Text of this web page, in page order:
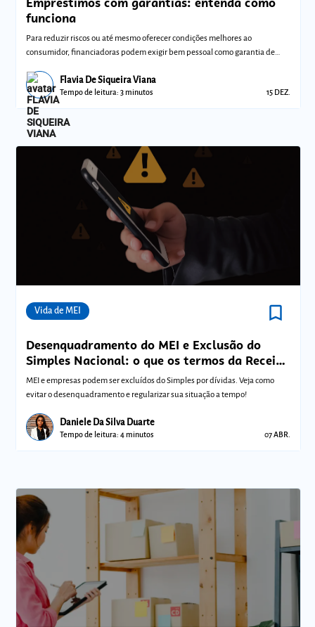
funciona
Para reduzir riscos ou até mesmo oferecer condições melhores ao
consumidor, financiadoras podem exigir bem pessoal como garantia de
Flavia De Siqueira Viana
Tempo de leitura: 3 minutos 15 DEZ.
Vida de MEI bookmark_border
Desenquadramento do MEI e Exclusão do
Simples Nacional: o que os termos da Receita
Federal significam para sua empresa?
MEI e empresas podem ser excluídos do Simples por dívidas. Veja como
evitar o desenquadramento e regularizar sua situação a tempo!
Daniele Da Silva Duarte
Tempo de leitura: 4 minutos 07 ABR.